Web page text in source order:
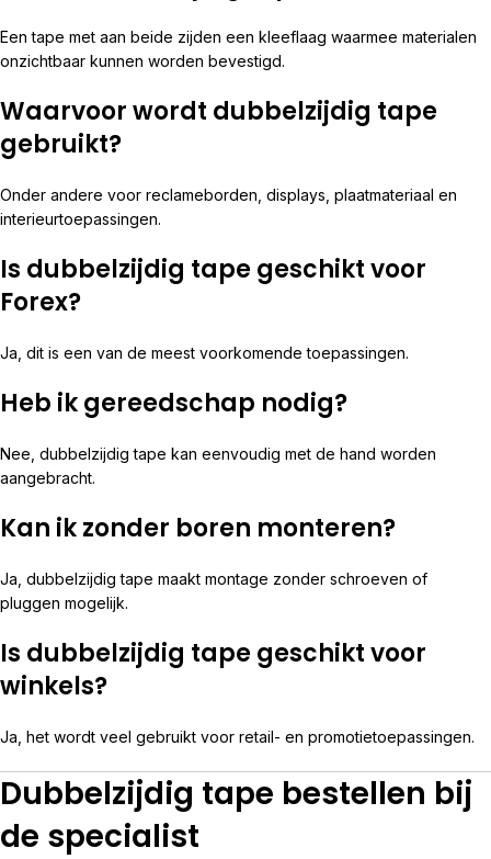
Een tape met aan beide zijden een kleeflaag waarmee materialen
onzichtbaar kunnen worden bevestigd.
Waarvoor wordt dubbelzijdig tape
gebruikt?
Onder andere voor reclameborden, displays, plaatmateriaal en
interieurtoepassingen.
Is dubbelzijdig tape geschikt voor
Forex?
Ja, dit is een van de meest voorkomende toepassingen.
Heb ik gereedschap nodig?
Nee, dubbelzijdig tape kan eenvoudig met de hand worden
aangebracht.
Kan ik zonder boren monteren?
Ja, dubbelzijdig tape maakt montage zonder schroeven of
pluggen mogelijk.
Is dubbelzijdig tape geschikt voor
winkels?
Ja, het wordt veel gebruikt voor retail- en promotietoepassingen.
Dubbelzijdig tape bestellen bij
de specialist